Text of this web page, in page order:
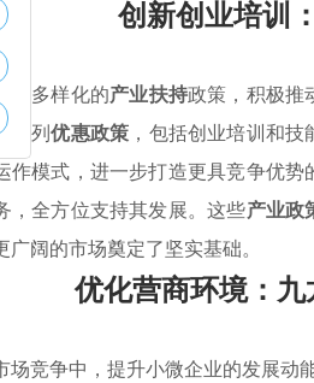
创新创业培训
过多样化的产业扶持政策，积极推
系列优惠政策 ，包括创业培训和
作模式，进一步打造更具竞争优
，全方位支持其发展。这些产业政
广阔的市场奠定了坚实基础。
优化营商环境：
场竞争中，提升小微企业的发展动